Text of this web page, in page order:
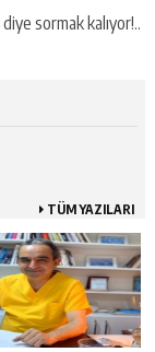
diye sormak kalıyor!..
TÜM YAZILARI